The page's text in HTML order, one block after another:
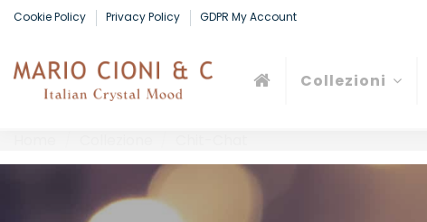
Cookie Policy Privacy Policy GDPR My Account
Collezioni